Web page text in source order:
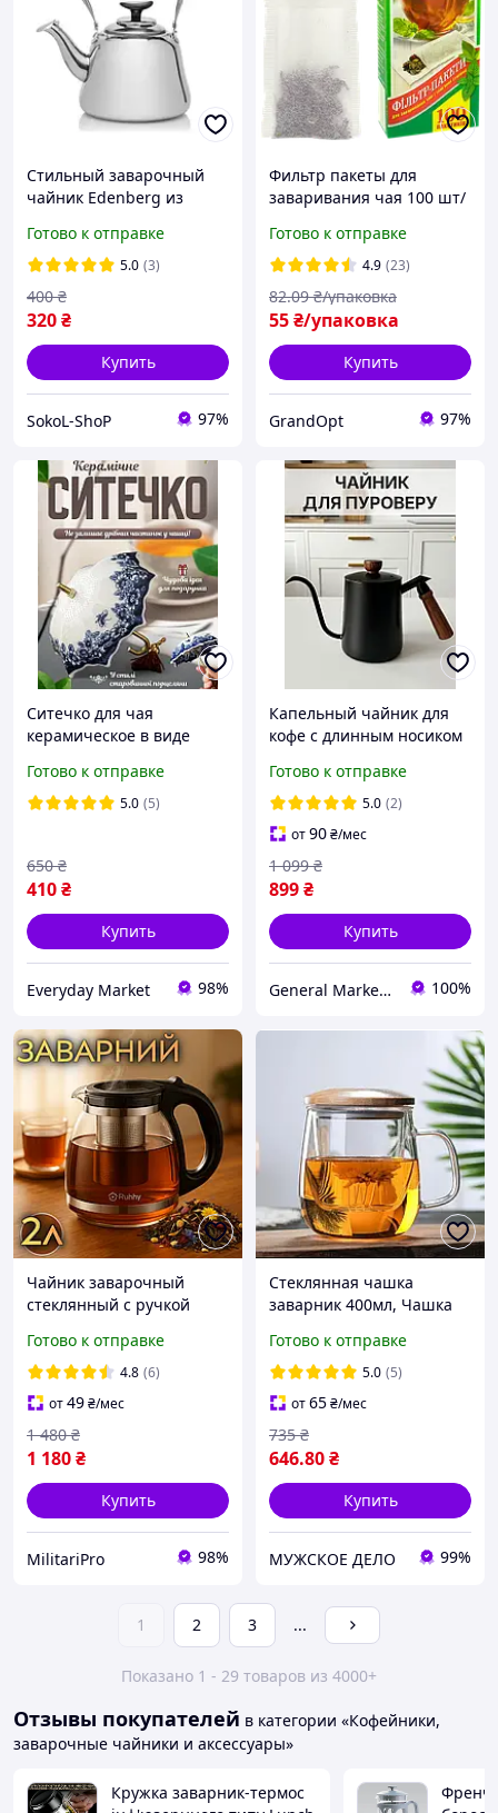
Стильный заварочный
чайник Edenberg из
фильтром-ситечком (EB-
18051)
Готово к отправке
5.0 (3)
320₴
400 ₴
Купить
SokoL-ShoP 97%
Фильтр пакеты для
заваривания чая 100 шт/
Готово к отправке
4.9 (23)
55₴/упаковка
82.09 ₴/упаковка
Купить
GrandOpt 97%
Ситечко для чая
керамическое в виде
Готово к отправке
5.0 (5)
410₴
650 ₴
Купить
Everyday Market 98%
Капельный чайник для
кофе с длинным носиком
Черный чайник для
пуровера кофейник для
кофе
Готово к отправке
5.0 (2)
от90₴/мес
899₴
1 099 ₴
Купить
General Market Ukraine 100%
Чайник заварочный
стеклянный с ручкой
прозрачный красивый
чайник нержавеющий
большой заварник
бытовой для кухни чая
Готово к отправке
4.8 (6)
от49₴/мес
1 180₴
1 480 ₴
Купить
MilitariPro 98%
Стеклянная чашка
заварник 400мл, Чашка
стекла с крышкой и
ситечком
Готово к отправке
5.0 (5)
от65₴/мес
646.80₴
735 ₴
Купить
МУЖСКОЕ ДЕЛО 99%
1 2 3 ...
Показано 1 - 29 товаров из 4000+
Отзывы покупателей в категории «Кофейники,
заварочные чайники и аксессуары»
Кружка заварник-термос
Френч-